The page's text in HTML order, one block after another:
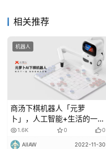
度
学
习
云
未
来
医
登录
相关推荐
机器人
商汤下棋机器人「元萝
卜」，人工智能+生活的一次
「碰撞」
1.6K 0 0
AIIAW 2022-11-30